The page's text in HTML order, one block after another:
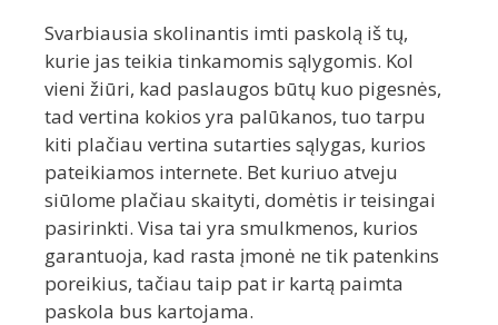
Svarbiausia skolinantis imti paskolą iš tų,
kurie jas teikia tinkamomis sąlygomis. Kol
vieni žiūri, kad paslaugos būtų kuo pigesnės,
tad vertina kokios yra palūkanos, tuo tarpu
kiti plačiau vertina sutarties sąlygas, kurios
pateikiamos internete. Bet kuriuo atveju
siūlome plačiau skaityti, domėtis ir teisingai
pasirinkti. Visa tai yra smulkmenos, kurios
garantuoja, kad rasta įmonė ne tik patenkins
poreikius, tačiau taip pat ir kartą paimta
paskola bus kartojama.